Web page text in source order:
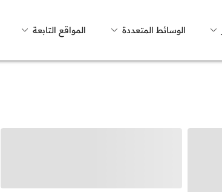
الوسائط المتعددة المواقع التابعة